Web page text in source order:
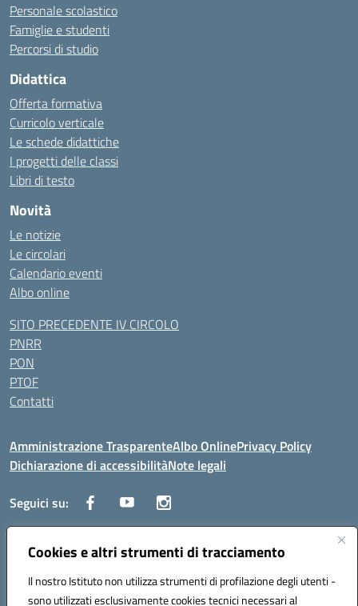
Cookies e altri strumenti di tracciamento
Il nostro Istituto non utilizza strumenti di profilazione degli utenti -
sono utilizzati esclusivamente cookies tecnici necessari al
Personale scolastico
Famiglie e studenti
Percorsi di studio
Didattica
Offerta formativa
Curricolo verticale
Le schede didattiche
I progetti delle classi
Libri di testo
Novità
Le notizie
Le circolari
Calendario eventi
Albo online
SITO PRECEDENTE IV CIRCOLO
PNRR
PON
PTOF
Contatti
Amministrazione TrasparenteAlbo OnlinePrivacy Policy
Dichiarazione di accessibilitàNote legali
Seguici su:
Traversa Fondo d'Orto n.19B - Cap 80053 - Castellammare di Stabia
(NA) - Tel. 0818701043 - Mail: naic847006@istruzione.it - PEC: